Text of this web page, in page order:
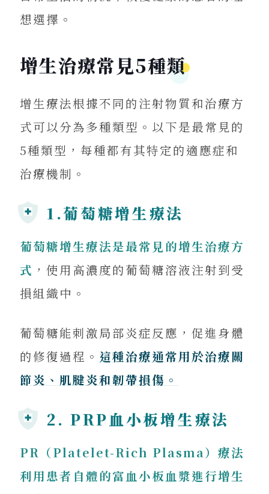
想選擇。
增生治療常見5種類
增生療法根據不同的注射物質和治療方
式可以分為多種類型。以下是最常見的
5種類型，每種都有其特定的適應症和
治療機制。
1.葡萄糖增生療法
葡萄糖增生療法是最常見的增生治療方
式 ，使用高濃度的葡萄糖溶液注射到受
損組織中。
葡萄糖能刺激局部炎症反應，促進身體
的修復過程。 這種治療通常用於治療關
節炎、肌腱炎和韌帶損傷。
2. PRP血小板增生療法
PR（Platelet-Rich Plasma）療法
利用患者自體的富血小板血漿進行增生